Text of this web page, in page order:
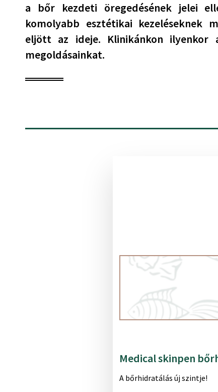
a bőr kezdeti öregedésének jelei
komolyabb esztétikai kezeléseknek
eljött az ideje. Klinikánkon ilyenkor
megoldásainkat.
Medical skinpen
A bőrhidratálás új szintje!